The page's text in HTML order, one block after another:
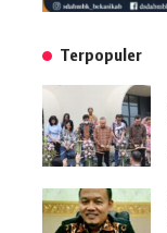
Terpopuler